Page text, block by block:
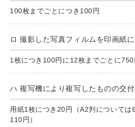
100枚までごとにつき100円
ロ 撮影した写真フィルムを印画紙
1枚につき100円に12枚までごとに
ハ 複写機により複写したものの交付
用紙1枚につき20円（A2判については
110円）